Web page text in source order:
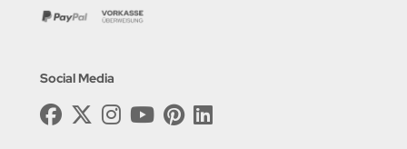
Social Media